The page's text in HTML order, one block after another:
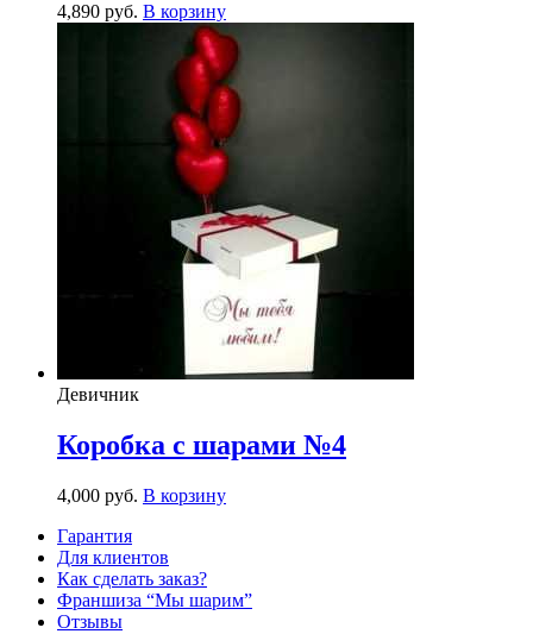
4,890 руб. В корзину
Девичник
Коробка с шарами №4
4,000 руб. В корзину
Гарантия
Для клиентов
Как сделать заказ?
Франшиза “Мы шарим”
Отзывы